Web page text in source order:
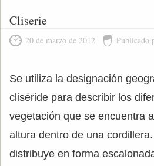
Cliserie
20 de marzo de 2012 Publicado
Se utiliza la designación
cliséride para describir los
vegetación que se encuentra
altura dentro de una
distribuye en forma